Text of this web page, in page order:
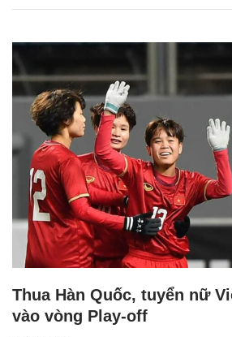
Thua Hàn Quốc, tuyển nữ
vào vòng Play-off